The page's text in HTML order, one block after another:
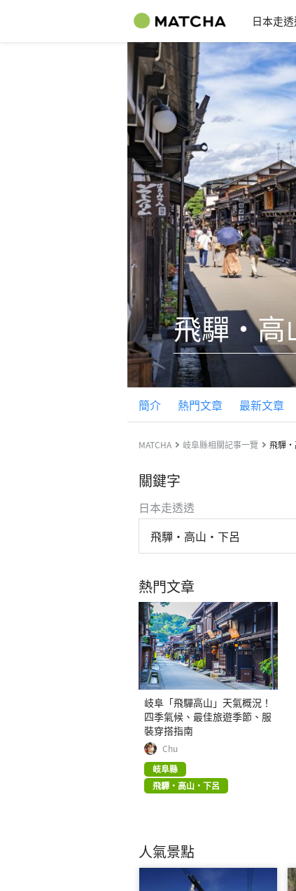
日本走
飛驒・高
簡介 熱門文章 最新文章
MATCHA 岐阜縣相關記事一覽 飛驒
關鍵字
日本走透透
飛驒・高山・下呂
熱門文章
岐阜「飛驒高山」天氣概況！
四季氣候、最佳旅遊季節、服
裝穿搭指南
Chu
岐阜縣
飛驒・高山・下呂
人氣景點